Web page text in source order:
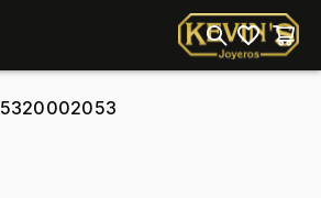
5320002053